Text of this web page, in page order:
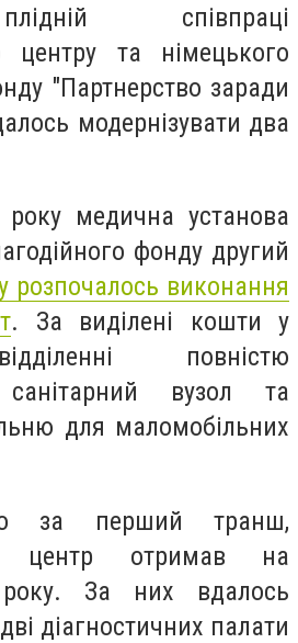
співпраці
центру та німецького
"Партнерство заради
модернізувати два
медична установа
фонду другий
розпочалось виконання
. За виділені кошти у
повністю
санітарний вузол та
для маломобільних
за перший транш,
центр отримав на
За них вдалось
діагностичних палати